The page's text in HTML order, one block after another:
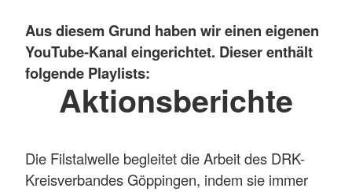
Aus diesem Grund haben wir einen eigenen
YouTube-Kanal eingerichtet. Dieser enthält
folgende Playlists:
Aktionsberichte
Die Filstalwelle begleitet die Arbeit des DRK-
Kreisverbandes Göppingen, indem sie immer